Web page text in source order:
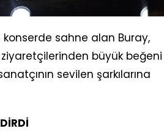
konserde sahne alan Buray,
büyük beğeni
sevilen şarkılarına